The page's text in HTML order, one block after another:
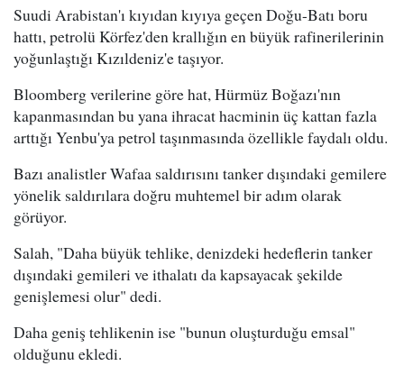
Suudi Arabistan'ı kıyıdan kıyıya geçen Doğu-Batı boru
hattı, petrolü Körfez'den krallığın en büyük rafinerilerinin
yoğunlaştığı Kızıldeniz'e taşıyor.
Bloomberg verilerine göre hat, Hürmüz Boğazı'nın
kapanmasından bu yana ihracat hacminin üç kattan fazla
arttığı Yenbu'ya petrol taşınmasında özellikle faydalı oldu.
Bazı analistler Wafaa saldırısını tanker dışındaki gemilere
yönelik saldırılara doğru muhtemel bir adım olarak
görüyor.
Salah, "Daha büyük tehlike, denizdeki hedeflerin tanker
dışındaki gemileri ve ithalatı da kapsayacak şekilde
genişlemesi olur" dedi.
Daha geniş tehlikenin ise "bunun oluşturduğu emsal"
olduğunu ekledi.